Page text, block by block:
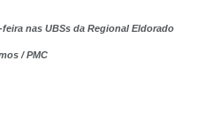
nas UBSs da Regional Eldorado
/ PMC